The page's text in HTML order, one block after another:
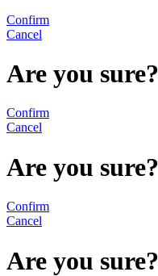
Confirm
Cancel
Are you sure?
Confirm
Cancel
Are you sure?
Confirm
Cancel
Are you sure?